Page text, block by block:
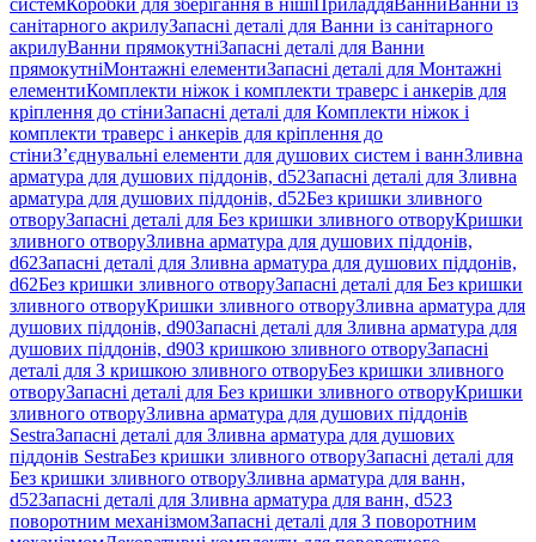
системКоробки для зберігання в нішіПриладдяВанниВанни із
санітарного акрилуЗапасні деталі для Ванни із санітарного
акрилуВанни прямокутніЗапасні деталі для Ванни
прямокутніМонтажні елементиЗапасні деталі для Монтажні
елементиКомплекти ніжок і комплекти траверс і анкерів для
кріплення до стіниЗапасні деталі для Комплекти ніжок і
комплекти траверс і анкерів для кріплення до
стіниЗ’єднувальні елементи для душових систем і ваннЗливна
арматура для душових піддонів, d52Запасні деталі для Зливна
арматура для душових піддонів, d52Без кришки зливного
отворуЗапасні деталі для Без кришки зливного отворуКришки
зливного отворуЗливна арматура для душових піддонів,
d62Запасні деталі для Зливна арматура для душових піддонів,
d62Без кришки зливного отворуЗапасні деталі для Без кришки
зливного отворуКришки зливного отворуЗливна арматура для
душових піддонів, d90Запасні деталі для Зливна арматура для
душових піддонів, d90З кришкою зливного отворуЗапасні
деталі для З кришкою зливного отворуБез кришки зливного
отворуЗапасні деталі для Без кришки зливного отворуКришки
зливного отворуЗливна арматура для душових піддонів
SestraЗапасні деталі для Зливна арматура для душових
піддонів SestraБез кришки зливного отворуЗапасні деталі для
Без кришки зливного отворуЗливна арматура для ванн,
d52Запасні деталі для Зливна арматура для ванн, d52З
поворотним механізмомЗапасні деталі для З поворотним